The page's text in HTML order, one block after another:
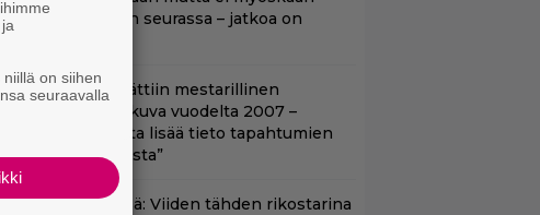
häpeä niiden seurassa – jatkoa on
Netflixiin lisättiin mestarillinen
mysteerielokuva vuodelta 2007 –
”Kiehtovuutta lisää tieto tapahtumien
todellisuudesta”
Tänään tv:ssä: Viiden tähden rikostarina
on siihen
seuraavalla